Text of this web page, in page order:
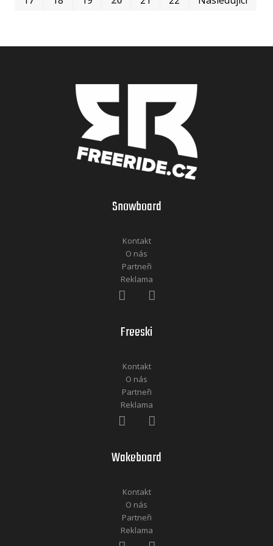
Snowboard
Kontakt
O nás
Partneři
Reklama
Freeski
Kontakt
O nás
Partneři
Reklama
Wakeboard
Kontakt
O nás
Partneři
Reklama